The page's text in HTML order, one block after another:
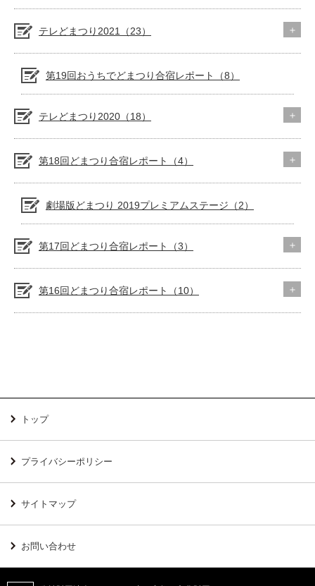
テレどまつり2021（23）
第19回おうちでどまつり合宿レポート（8）
テレどまつり2020（18）
第18回どまつり合宿レポート（4）
劇場版どまつり 2019プレミアムステージ（2）
第17回どまつり合宿レポート（3）
第16回どまつり合宿レポート（10）
トップ
プライバシーポリシー
サイトマップ
お問い合わせ